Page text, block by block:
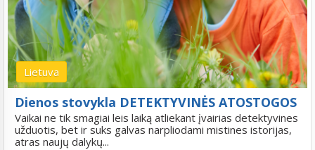
Lietuva
Dienos stovykla DETEKTYVINĖS ATOSTOGOS
Vaikai ne tik smagiai leis laiką atliekant įvairias detektyvines
užduotis, bet ir suks galvas narpliodami mistines istorijas,
atras naujų dalykų...